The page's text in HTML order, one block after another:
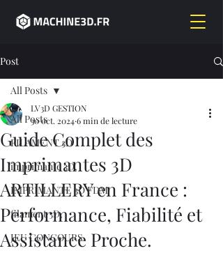
Post
All Posts
FILAMENT 3D
imprimante 3D,
IMPRIMANTE 3D FDM
filament 3D,
JEU CONCOURS
All Posts
Guide Complet des
Imprimantes 3D
ARTILLERY en France :
Performance, Fiabilité et
Assistance Proche.
LV3D GESTION
30 oct. 20246 min de lecture